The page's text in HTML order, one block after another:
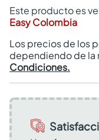
Este producto es
Easy Colombia
Los precios de los
dependiendo de la
Condiciones.